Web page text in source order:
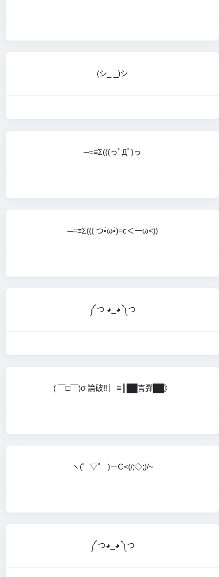
(シ_ _)シ
─=≡Σ(((っﾟДﾟ)っ
─=≡Σ((( つ•̀ω•́)=c＜一ω<))
༼ つ ◕_◕ ༽つ
( ￣□￣)σ 論破!! ︴≡║██言彈██》
ヽ(゜▽゜ )－C<(/;◇;)/~
༼ つ◕_◕ ༽つ